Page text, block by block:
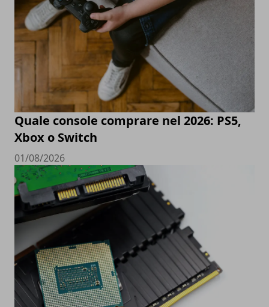
Quale console comprare nel 2026: PS5,
Xbox o Switch
01/08/2026